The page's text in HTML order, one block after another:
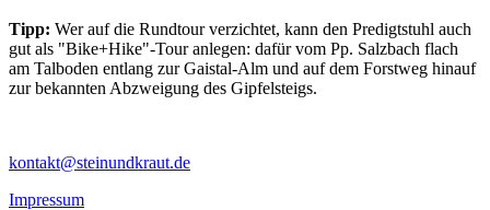
Tipp: Wer auf die Rundtour verzichtet, kann den Predigtstuhl auch
gut als "Bike+Hike"-Tour anlegen: dafür vom Pp. Salzbach flach
am Talboden entlang zur Gaistal-Alm und auf dem Forstweg hinauf
zur bekannten Abzweigung des Gipfelsteigs.
kontakt@steinundkraut.de
Impressum